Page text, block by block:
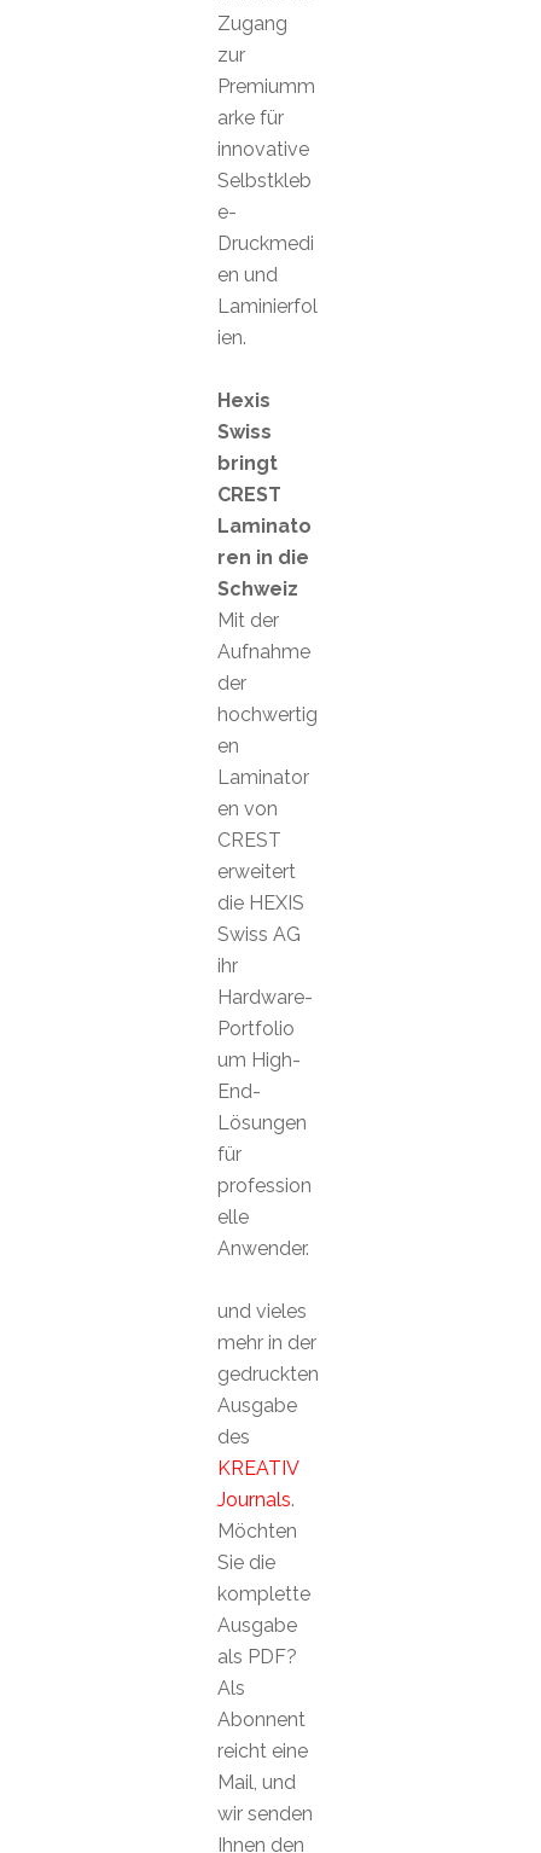
Zugang
zur
Premiumm
arke für
innovative
Selbstkleb
e-
Druckmedi
en und
Laminierfol
ien.
Hexis
Swiss
bringt
CREST
Laminato
ren in die
Schweiz
Mit der
Aufnahme
der
hochwertig
en
Laminator
en von
CREST
erweitert
die HEXIS
Swiss AG
ihr
Hardware-
Portfolio
um High-
End-
Lösungen
für
profession
elle
Anwender.
und vieles
mehr in der
gedruckten
Ausgabe
des
KREATIV
Journals.
Möchten
Sie die
komplette
Ausgabe
als PDF?
Als
Abonnent
reicht eine
Mail, und
wir senden
Ihnen den